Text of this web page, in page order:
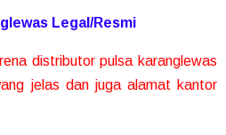
Legal/Resmi
distributor pulsa karanglewas
jelas dan juga alamat kantor